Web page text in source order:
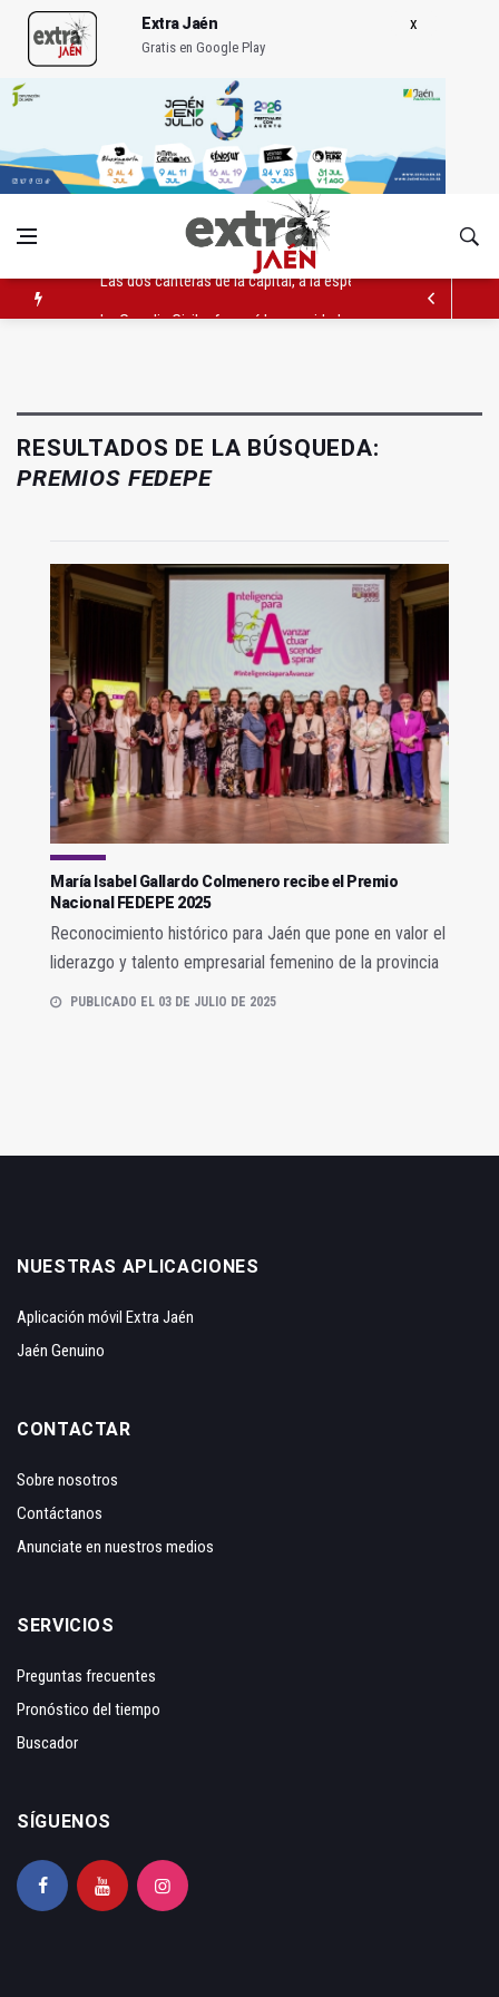
Extra Jaén
Gratis en Google Play
Las dos canteras de la capital, a la espera de que se restaure
La Guardia Civil reforzará la seguridad el 12 de agosto por el
RESULTADOS DE LA BÚSQUEDA:
PREMIOS FEDEPE
María Isabel Gallardo Colmenero recibe el Premio
Nacional FEDEPE 2025
Reconocimiento histórico para Jaén que pone en valor el
liderazgo y talento empresarial femenino de la provincia
PUBLICADO EL 03 DE JULIO DE 2025
NUESTRAS APLICACIONES
Aplicación móvil Extra Jaén
Jaén Genuino
CONTACTAR
Sobre nosotros
Contáctanos
Anunciate en nuestros medios
SERVICIOS
Preguntas frecuentes
Pronóstico del tiempo
Buscador
SÍGUENOS